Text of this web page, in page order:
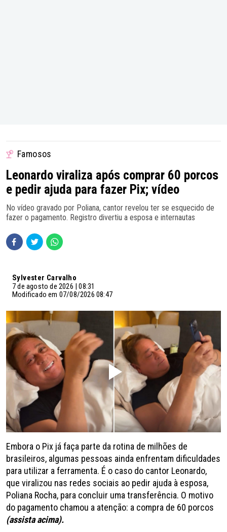
Famosos
Leonardo viraliza após comprar 60 porcos
e pedir ajuda para fazer Pix; vídeo
No vídeo gravado por Poliana, cantor revelou ter se esquecido de
fazer o pagamento. Registro divertiu a esposa e internautas
Sylvester Carvalho
7 de agosto de 2026 | 08:31
Modificado em 07/08/2026 08:47
Embora o Pix já faça parte da rotina de milhões de
brasileiros, algumas pessoas ainda enfrentam dificuldades
para utilizar a ferramenta. É o caso do cantor Leonardo,
que viralizou nas redes sociais ao pedir ajuda à esposa,
Poliana Rocha, para concluir uma transferência. O motivo
do pagamento chamou a atenção: a compra de 60 porcos
(assista acima).